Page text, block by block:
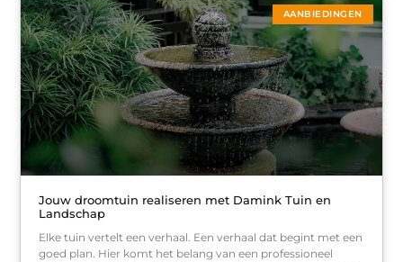
AANBIEDINGEN
Jouw droomtuin realiseren met Damink Tuin en
Landschap
Elke tuin vertelt een verhaal. Een verhaal dat begint met een
goed plan. Hier komt het belang van een professioneel